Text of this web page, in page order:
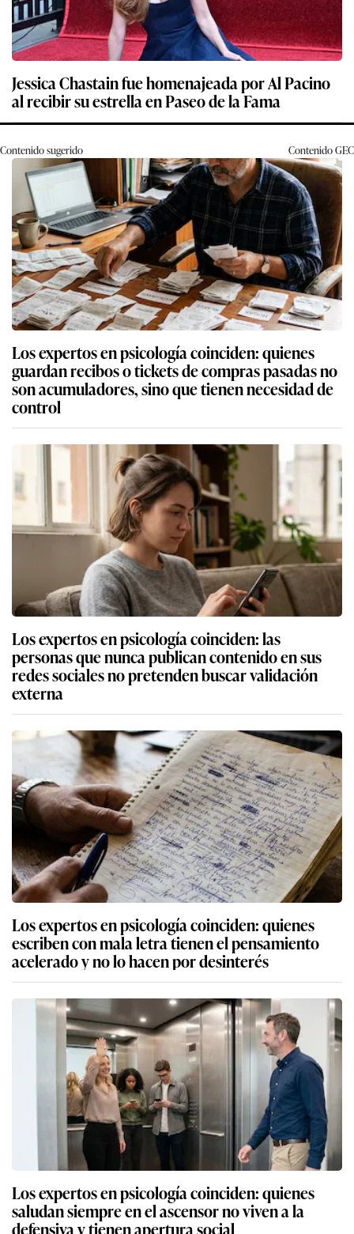
Jessica Chastain fue homenajeada por Al Pacino
al recibir su estrella en Paseo de la Fama
Contenido sugerido ContenidoGEC
Los expertos en psicología coinciden: quienes
guardan recibos o tickets de compras pasadas no
son acumuladores, sino que tienen necesidad de
control
Los expertos en psicología coinciden: las
personas que nunca publican contenido en sus
redes sociales no pretenden buscar validación
externa
Los expertos en psicología coinciden: quienes
escriben con mala letra tienen el pensamiento
acelerado y no lo hacen por desinterés
Los expertos en psicología coinciden: quienes
saludan siempre en el ascensor no viven a la
defensiva y tienen apertura social